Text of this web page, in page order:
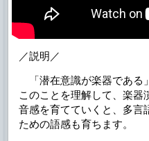
／説明／
「潜在意識が楽器である」
このことを理解して、楽器
音感を育てていくと、多言
ための語感も育ちます。